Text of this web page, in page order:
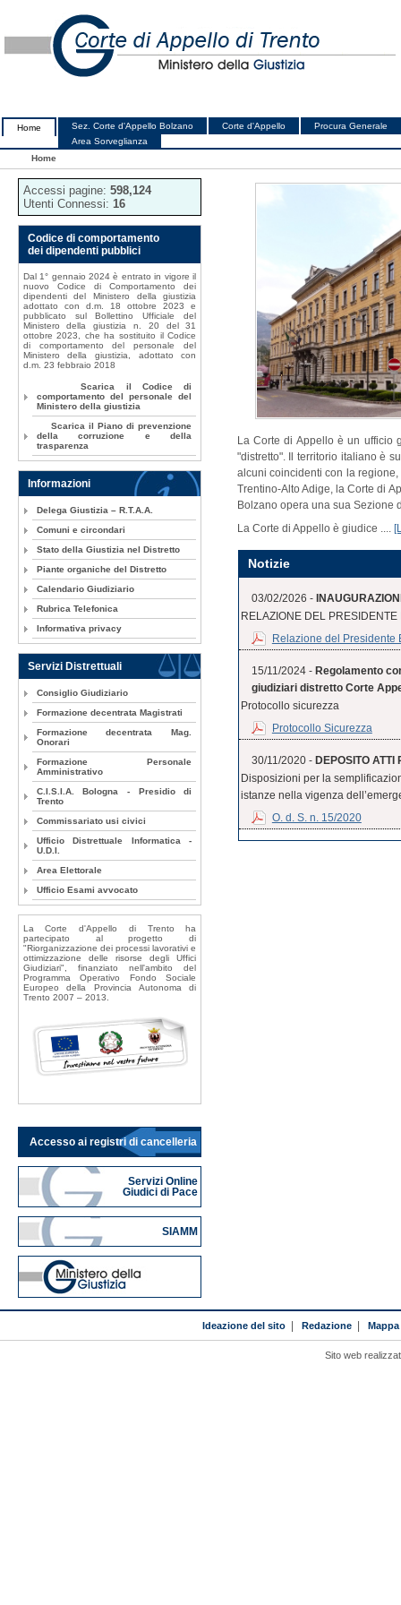
Home Sez. Corte d'Appello Bolzano Corte d'Appello
Procura Generale
Area Sorveglianza
Home
La Corte di Appello è un ufficio
"distretto". Il territorio italiano è
alcuni coincidenti con la
Trentino-Alto Adige, la Corte di
Bolzano opera una sua Sezione
La Corte di Appello è giudice ....
Notizie
03/02/2026 -
RELAZIONE DEL
Relazione del Presidente
15/11/2024 - Regolamento
giudiziari distretto Corte
Protocollo sicurezza
Protocollo Sicurezza
30/11/2020 - DEPOSITO
Disposizioni per la
istanze nella vigenza
O. d. S. n. 15/2020
Accessi pagine: 598,124
Utenti Connessi: 16
Codice di comportamento
dei dipendenti pubblici
Dal 1° gennaio 2024 è entrato in vigore il
nuovo Codice di Comportamento dei
dipendenti del Ministero della giustizia
adottato con d.m. 18 ottobre 2023 e
pubblicato sul Bollettino Ufficiale del
Ministero della giustizia n. 20 del 31
ottobre 2023, che ha sostituito il Codice
di comportamento del personale del
Ministero della giustizia, adottato con
d.m. 23 febbraio 2018
Scarica il Codice di
comportamento del personale del
Ministero della giustizia
Scarica il Piano di prevenzione
della corruzione e della
trasparenza
Informazioni
Delega Giustizia – R.T.A.A.
Comuni e circondari
Stato della Giustizia nel Distretto
Piante organiche del Distretto
Calendario Giudiziario
Rubrica Telefonica
Informativa privacy
Servizi Distrettuali
Consiglio Giudiziario
Formazione decentrata Magistrati
Formazione decentrata Mag.
Onorari
Formazione Personale
Amministrativo
C.I.S.I.A. Bologna - Presidio di
Trento
Commissariato usi civici
Ufficio Distrettuale Informatica -
U.D.I.
Area Elettorale
Ufficio Esami avvocato
La Corte d'Appello di Trento ha
partecipato al progetto di
"Riorganizzazione dei processi lavorativi e
ottimizzazione delle risorse degli Uffici
Giudiziari", finanziato nell'ambito del
Programma Operativo Fondo Sociale
Europeo della Provincia Autonoma di
Trento 2007 – 2013.
Accesso ai registri di cancelleria
Servizi Online
Giudici di Pace
SIAMM
Ideazione del sito| Redazione|
Sito web